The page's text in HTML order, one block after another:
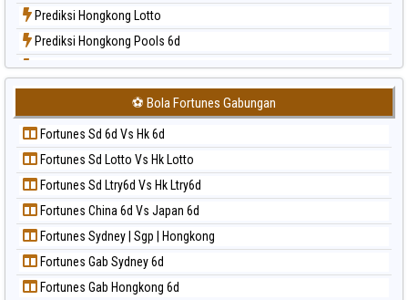
Paito Harian Sao Paulo
Paito Harian Singapore
Paito Harian Sydney
Paito Harian Sydney Lottery
Paito Harian Sydney Lottery 6d
Paito Harian Sydney Lotto
Paito Harian Sydney Pools 6d
Paito Harian Taipei
Paito Harian Taiwan
Prediksi Hongkong Lotto
Prediksi Hongkong Pools 6d
Prediksi Japan
Prediksi Japan 6d
Prediksi Korea
Prediksi Kuda Lari
Prediksi Magnum Cambodia
Prediksi Nagoya
Prediksi North Carolina Day
Prediksi Pcso
Prediksi Sao Paulo
Prediksi Singapore
⚽ Bola Fortunes Gabungan
Fortunes Sd 6d Vs Hk 6d
Fortunes Sd Lotto Vs Hk Lotto
Fortunes Sd Ltry6d Vs Hk Ltry6d
Fortunes China 6d Vs Japan 6d
Fortunes Sydney | Sgp | Hongkong
Fortunes Gab Sydney 6d
Fortunes Gab Hongkong 6d